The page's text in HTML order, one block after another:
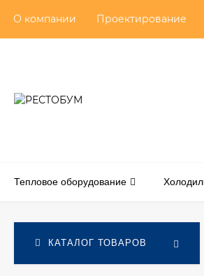
О компании Проектирование
Тепловое оборудование
КАТАЛОГ ТОВАРОВ